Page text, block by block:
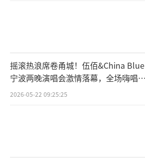
正如网友总结："真正的
自己的坦荡。"（责任编辑：0882）
摇滚热浪席卷甬城！伍佰&China Blue
宁波两晚演唱会激情落幕，全场嗨唱氛
围炸裂
2026-05-22 09:25:25